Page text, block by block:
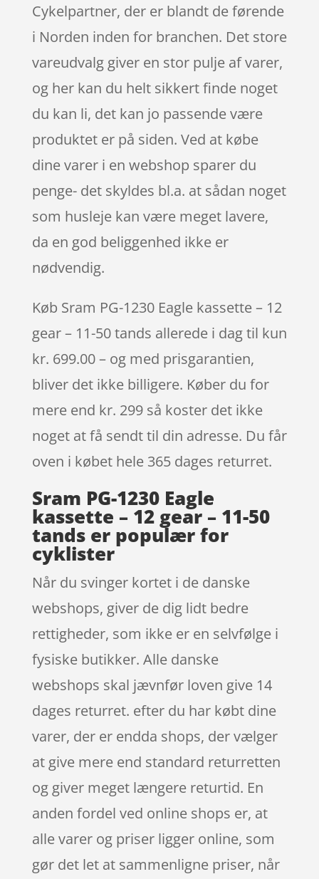
Cykelpartner, der er blandt de førende
i Norden inden for branchen. Det store
vareudvalg giver en stor pulje af varer,
og her kan du helt sikkert finde noget
du kan li, det kan jo passende være
produktet er på siden. Ved at købe
dine varer i en webshop sparer du
penge- det skyldes bl.a. at sådan noget
som husleje kan være meget lavere,
da en god beliggenhed ikke er
nødvendig.
Køb Sram PG-1230 Eagle kassette – 12
gear – 11-50 tands allerede i dag til kun
kr. 699.00 – og med prisgarantien,
bliver det ikke billigere. Køber du for
mere end kr. 299 så koster det ikke
noget at få sendt til din adresse. Du får
oven i købet hele 365 dages returret.
Sram PG-1230 Eagle
kassette – 12 gear – 11-50
tands er populær for
cyklister
Når du svinger kortet i de danske
webshops, giver de dig lidt bedre
rettigheder, som ikke er en selvfølge i
fysiske butikker. Alle danske
webshops skal jævnfør loven give 14
dages returret. efter du har købt dine
varer, der er endda shops, der vælger
at give mere end standard returretten
og giver meget længere returtid. En
anden fordel ved online shops er, at
alle varer og priser ligger online, som
gør det let at sammenligne priser, når